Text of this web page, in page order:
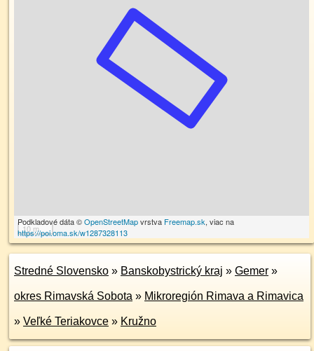
10 m
Podkladové dáta ©OpenStreetMapvrstva Freemap.sk, viac na
https://poi.oma.sk/w1287328113
Stredné Slovensko » Banskobystrický kraj » Gemer »
okres Rimavská Sobota » Mikroregión Rimava a Rimavica
» Veľké Teriakovce » Kružno